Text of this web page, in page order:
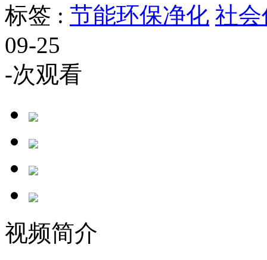
标签 : 节能环保净化 社
09-25
-次观看
视频简介